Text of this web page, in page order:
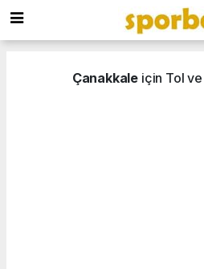
Çanakkale için Tol